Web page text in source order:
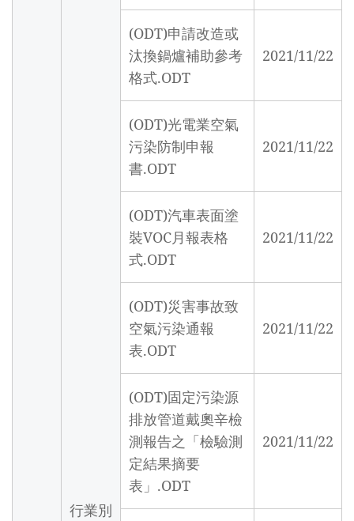
行業別
(ODT)申請改造或
汰換鍋爐補助參考
格式.ODT
2021/11/22
(ODT)光電業空氣
污染防制申報
書.ODT
2021/11/22
(ODT)汽車表面塗
裝VOC月報表格
式.ODT
2021/11/22
(ODT)災害事故致
空氣污染通報
表.ODT
2021/11/22
(ODT)固定污染源
排放管道戴奧辛檢
測報告之「檢驗測
定結果摘要
表」.ODT
2021/11/22